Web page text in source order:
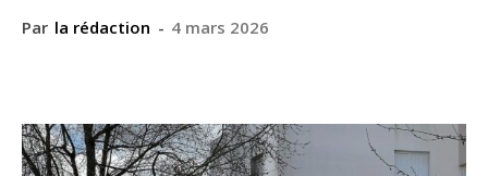
Par la rédaction - 4 mars 2026